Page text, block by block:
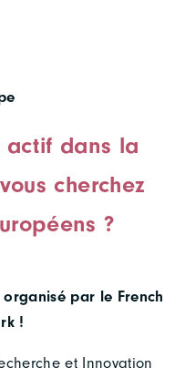
actif dans la
cherchez
?
par le French
!
et Innovation